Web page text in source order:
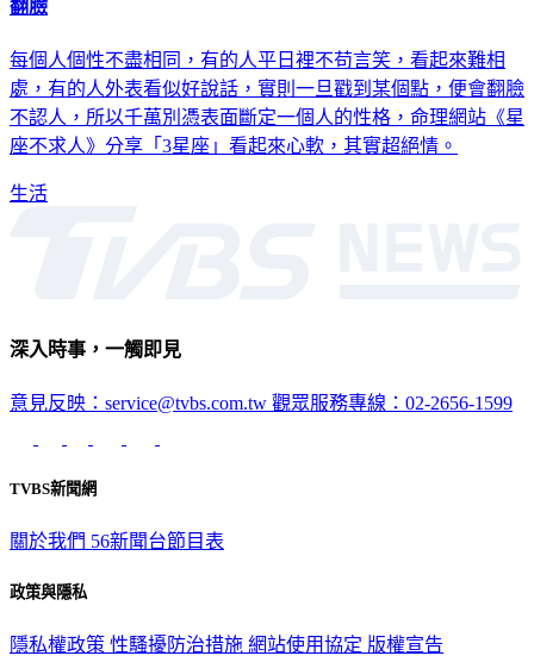
翻臉
每個人個性不盡相同，有的人平日裡不苟言笑，看起來難相
處，有的人外表看似好說話，實則一旦戳到某個點，便會翻臉
不認人，所以千萬別憑表面斷定一個人的性格，命理網站《星
座不求人》分享「3星座」看起來心軟，其實超絕情。
生活
深入時事，一觸即見
意見反映：service@tvbs.com.tw 觀眾服務專線：02-2656-1599
TVBS新聞網
關於我們 56新聞台節目表
政策與隱私
隱私權政策 性騷擾防治措施 網站使用協定 版權宣告